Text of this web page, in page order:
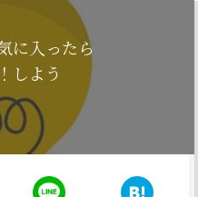
に入ったら
しよう